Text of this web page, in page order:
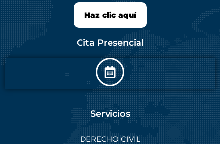
Haz clic aquí
Cita Presencial
Servicios
DERECHO CIVIL